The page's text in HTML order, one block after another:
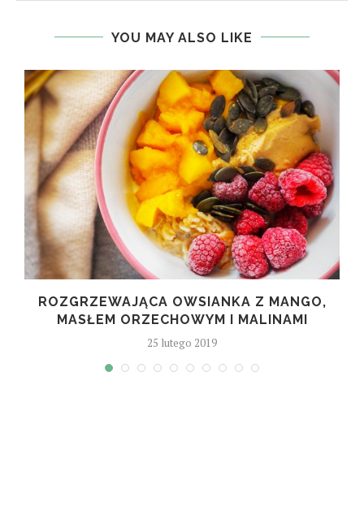
YOU MAY ALSO LIKE
ROZGRZEWAJĄCA OWSIANKA Z MANGO,
MASŁEM ORZECHOWYM I MALINAMI
25 lutego 2019